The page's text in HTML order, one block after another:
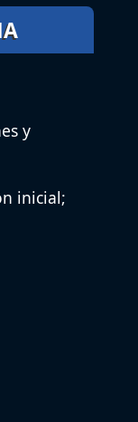
y
inicial;